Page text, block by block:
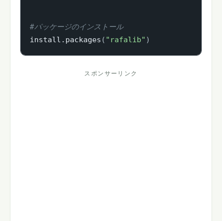
#パッケージのインストール
install.packages ( "rafalib" )
スポンサーリンク